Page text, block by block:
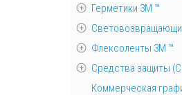
Герметики 3М ™
Флексоленты 3М ™
Средства защиты
Коммерческая